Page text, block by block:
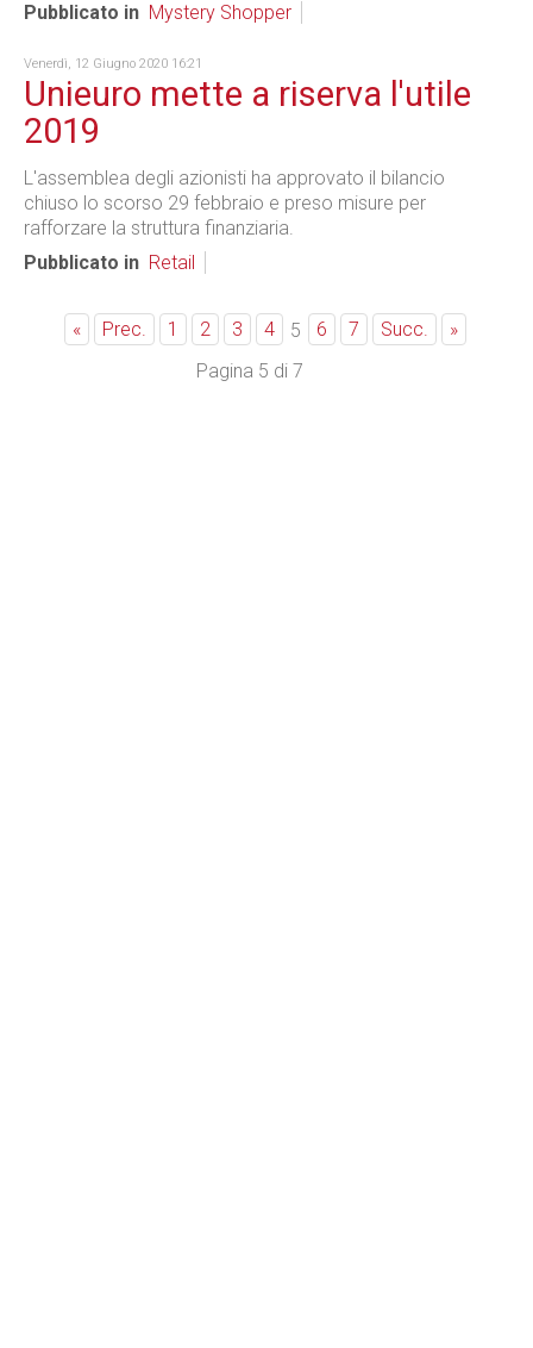
Pubblicato in Mystery Shopper
Venerdì, 12 Giugno 2020 16:21
Unieuro mette a riserva l'utile
2019
L'assemblea degli azionisti ha approvato il bilancio
chiuso lo scorso 29 febbraio e preso misure per
rafforzare la struttura finanziaria.
Pubblicato in Retail
« Prec. 1 2 3 4 5 6 7 Succ.
»
Pagina 5 di 7